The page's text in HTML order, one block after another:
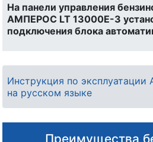
На панели управления
АМПЕРОС LT 13000E-3
подключения блока
Инструкция по
на русском языке
Преимущества